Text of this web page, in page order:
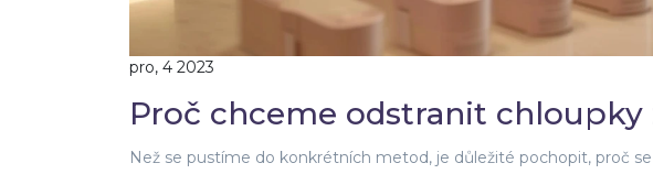
pro, 4 2023
Proč chceme odstranit chloupky
Než se pustíme do konkrétních metod, je důležité pochopit, proč